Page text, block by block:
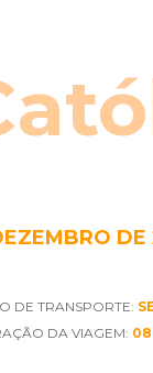
DE TRANSPORTE:
DA VIAGEM: 08